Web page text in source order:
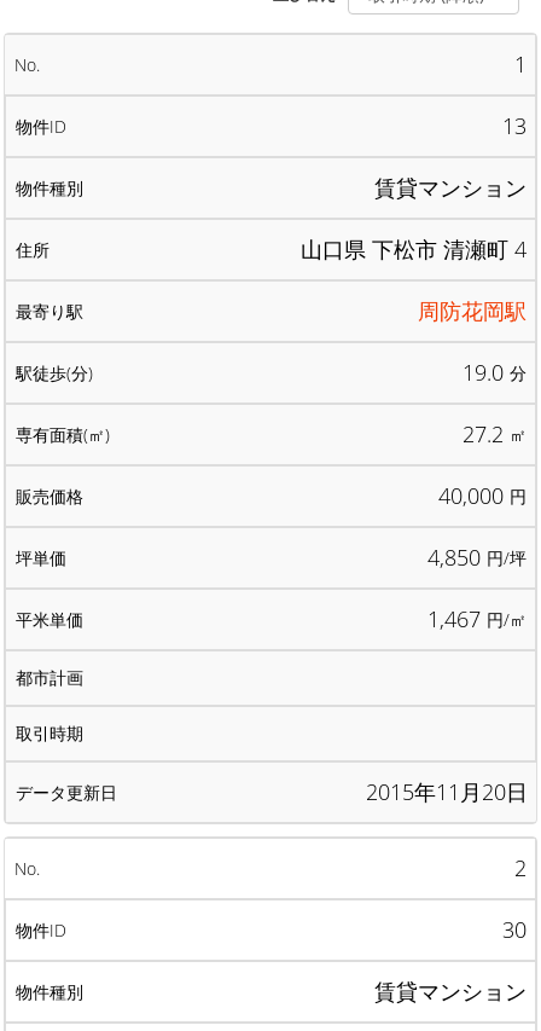
1
13
賃貸マンション
山口県 下松市 清瀬町 4
周防花岡駅
19.0 分
27.2 ㎡
40,000 円
4,850 円/坪
1,467 円/㎡
2015年11月20日
2
30
賃貸マンション